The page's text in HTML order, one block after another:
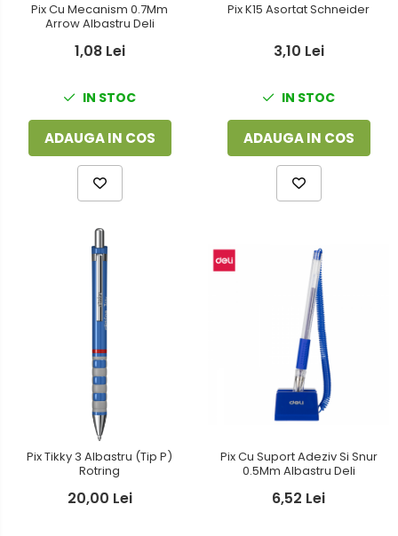
Pix Cu Mecanism 0.7Mm
Arrow Albastru Deli
1,08 Lei
IN STOC
ADAUGA IN COS
Pix K15 Asortat Schneider
3,10 Lei
IN STOC
ADAUGA IN COS
Pix Tikky 3 Albastru (Tip P)
Rotring
20,00 Lei
Pix Cu Suport Adeziv Si Snur
0.5Mm Albastru Deli
6,52 Lei